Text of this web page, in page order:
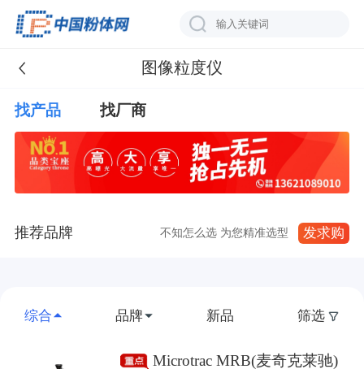
图像粒度仪
找产品 找厂商
推荐品牌 不知怎么选 为您精准选型 发求购
综合 品牌 新品 筛选
Microtrac MRB(麦奇克莱驰)